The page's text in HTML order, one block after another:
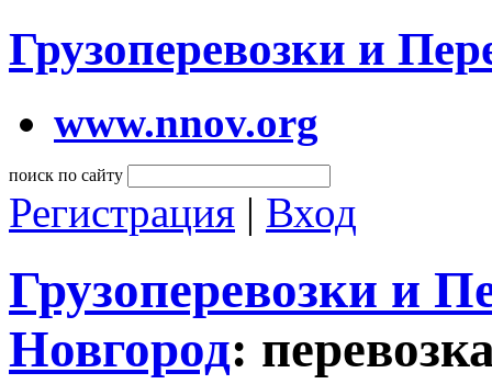
Грузоперевозки и
www.nnov.org
поиск по сайту
Регистрация | Вход
Грузоперевозки и
Новгород: